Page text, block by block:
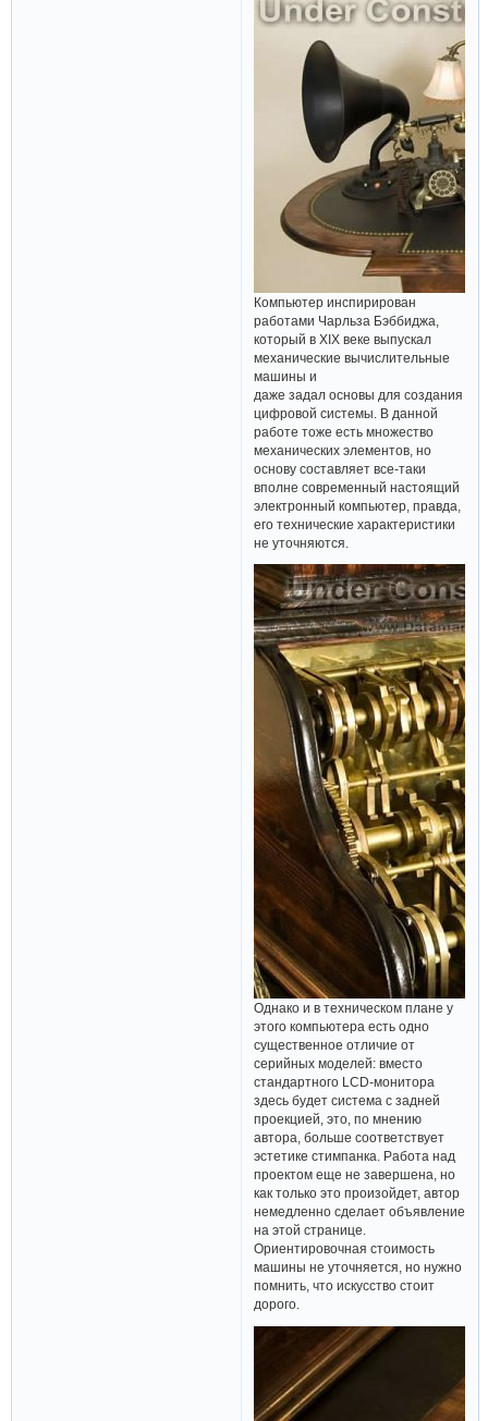
Компьютер инспирирован
работами Чарльза Бэббиджа,
который в XIX веке выпускал
механические вычислительные
машины и
даже задал основы для создания
цифровой системы. В данной
работе тоже есть множество
механических элементов, но
основу составляет все-таки
вполне современный настоящий
электронный компьютер, правда,
его технические характеристики
не уточняются.
Однако и в техническом плане у
этого компьютера есть одно
существенное отличие от
серийных моделей: вместо
стандартного LCD-монитора
здесь будет система с задней
проекцией, это, по мнению
автора, больше соответствует
эстетике стимпанка. Работа над
проектом еще не завершена, но
как только это произойдет, автор
немедленно сделает объявление
на этой странице.
Ориентировочная стоимость
машины не уточняется, но нужно
помнить, что искусство стоит
дорого.